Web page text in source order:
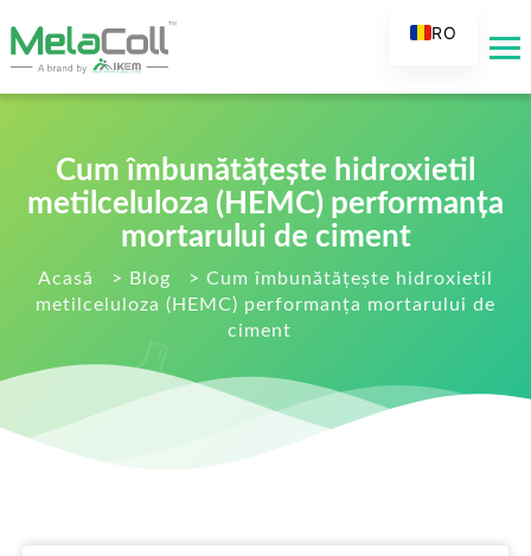
Cum îmbunătățește hidroxietil
metilceluloza (HEMC) performanța
mortarului de ciment
Acasă > Blog > Cum îmbunătățește hidroxietil
metilceluloza (HEMC) performanța mortarului de
ciment
RO
IT
FI